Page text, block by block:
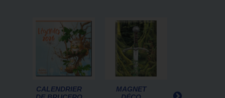
CALENDRIER
MAGNET